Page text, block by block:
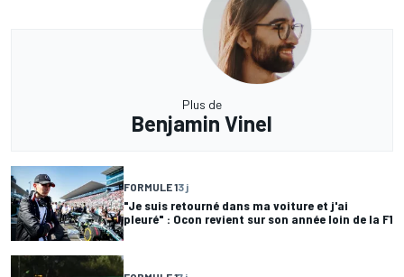
Plus de
Benjamin Vinel
FORMULE 13 j
"Je suis retourné dans ma voiture et j'ai
pleuré" : Ocon revient sur son année loin de la F1